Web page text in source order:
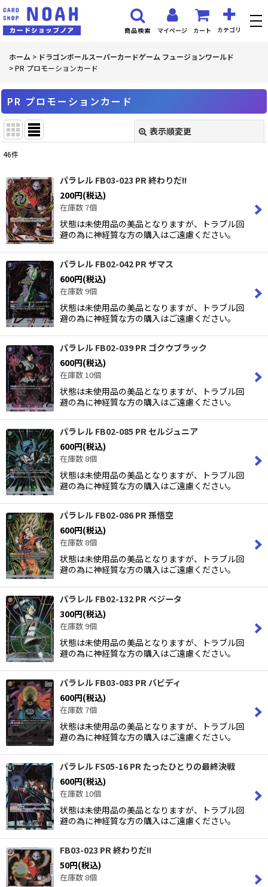
マイページ カート カテゴリ
商品検索
ホーム > ドラゴンボールスーパーカードゲーム フュージョンワールド
>PR プロモーションカード
PR プロモーションカード
表示順変更
並び順:
絞り込む
46件
パラレル FB03-023 PR 終わりだ!!
200円(税込)
在庫数 7個
状態は未使用品の美品となりますが、トラブル回
避の為に神経質な方の購入はご遠慮ください。
パラレル FB02-042 PR ザマス
600円(税込)
在庫数 9個
状態は未使用品の美品となりますが、トラブル回
避の為に神経質な方の購入はご遠慮ください。
パラレル FB02-039 PR ゴクウブラック
600円(税込)
在庫数 10個
状態は未使用品の美品となりますが、トラブル回
避の為に神経質な方の購入はご遠慮ください。
パラレル FB02-085 PR セルジュニア
600円(税込)
在庫数 8個
状態は未使用品の美品となりますが、トラブル回
避の為に神経質な方の購入はご遠慮ください。
パラレル FB02-086 PR 孫悟空
600円(税込)
在庫数 8個
状態は未使用品の美品となりますが、トラブル回
避の為に神経質な方の購入はご遠慮ください。
パラレル FB02-132 PR ベジータ
300円(税込)
在庫数 9個
状態は未使用品の美品となりますが、トラブル回
避の為に神経質な方の購入はご遠慮ください。
パラレル FB03-083 PR バビディ
600円(税込)
在庫数 7個
状態は未使用品の美品となりますが、トラブル回
避の為に神経質な方の購入はご遠慮ください。
パラレル FS05-16 PR たったひとりの最終決戦
600円(税込)
在庫数 10個
状態は未使用品の美品となりますが、トラブル回
避の為に神経質な方の購入はご遠慮ください。
FB03-023 PR 終わりだ!!
50円(税込)
在庫数 8個